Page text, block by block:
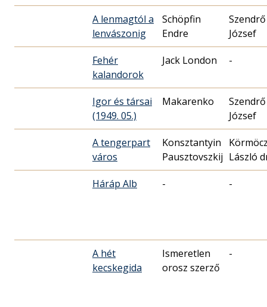
A lenmagtól a
lenvászonig
Schöpfin
Endre
Szendrő
József
Fehér
kalandorok
Jack London -
Igor és társai
(1949. 05.)
Makarenko
Szendrő
József
A tengerpart
város
Konsztantyin
Pausztovszkij László
Háráp Alb - -
A hét
kecskegida
Ismeretlen
orosz szerző
-